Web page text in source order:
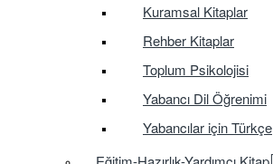
Kuramsal Kitaplar
Rehber Kitaplar
Toplum Psikolojisi
Yabancı Dil Öğrenimi
Yabancılar için Türkçe